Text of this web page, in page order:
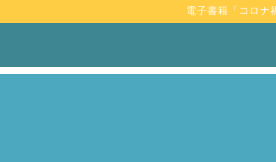
電子書籍「コロナ